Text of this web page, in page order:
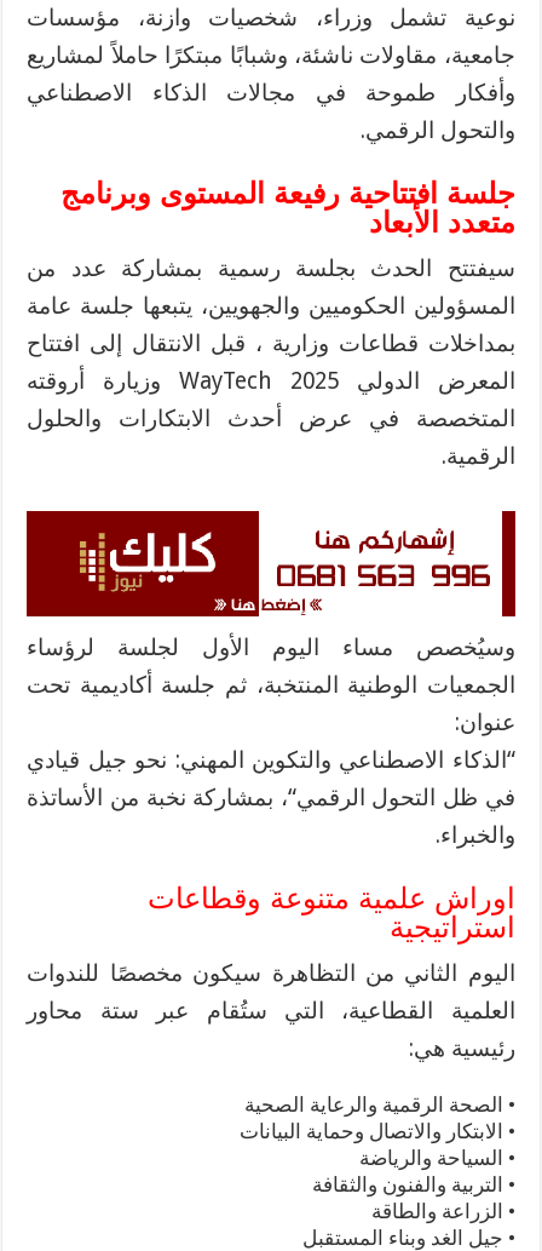
نوعية تشمل وزراء، شخصيات وازنة، مؤسسات
جامعية، مقاولات ناشئة، وشبابًا مبتكرًا حاملاً لمشاريع
وأفكار طموحة في مجالات الذكاء الاصطناعي
والتحول الرقمي.
جلسة افتتاحية رفيعة المستوى وبرنامج
متعدد الأبعاد
سيفتتح الحدث بجلسة رسمية بمشاركة عدد من
المسؤولين الحكوميين والجهويين، يتبعها جلسة عامة
بمداخلات قطاعات وزارية ، قبل الانتقال إلى افتتاح
المعرض الدولي
WayTech 2025
وزيارة أروقته
المتخصصة في عرض أحدث الابتكارات والحلول
الرقمية.
وسيُخصص مساء اليوم الأول لجلسة لرؤساء
الجمعيات الوطنية المنتخبة، ثم جلسة أكاديمية تحت
عنوان:
“الذكاء الاصطناعي والتكوين المهني: نحو جيل قيادي
في ظل التحول الرقمي“، بمشاركة نخبة من الأساتذة
والخبراء.
اوراش علمية متنوعة وقطاعات
استراتيجية
اليوم الثاني من التظاهرة سيكون مخصصًا للندوات
العلمية القطاعية، التي ستُقام عبر ستة محاور
رئيسية هي:
• الصحة الرقمية والرعاية الصحية
• الابتكار والاتصال وحماية البيانات
• السياحة والرياضة
• التربية والفنون والثقافة
• الزراعة والطاقة
• جيل الغد وبناء المستقبل